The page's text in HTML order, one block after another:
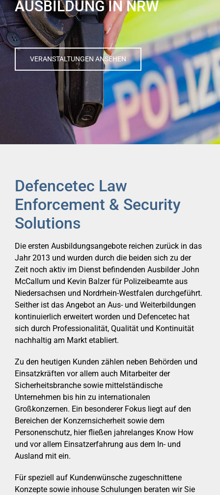
AUSBILDUNG IN NRW
VERANSTALTUNGEN ANSEHEN
Defencetec Law
Enforcement & Security
Solutions
Die ersten Ausbildungsangebote reichen zurück in das
Jahr 2013 und wurden durch die beiden sich zu der
Zeit noch aktiv im Dienst befindenden Ausbilder John
McCallum und Kevin Balzer für Polizeibeamte aus
Niedersachsen und Nordrhein-Westfalen durchgeführt.
Seither ist das Angebot an Aus- und Weiterbildungen
kontinuierlich erweitert worden und Defencetec hat
sich durch Professionalität, Qualität und Kontinuität
nachhaltig am Markt etabliert.
Zu den heutigen Kunden zählen neben Behörden und
Einsatzkräften vor allem auch Mitarbeiter der
Sicherheitsbranche sowie mittelständische
Unternehmen bis hin zu internationalen
Großkonzernen. Ein besonderer Fokus liegt auf den
Bereichen der Konzernsicherheit sowie dem
Personenschutz, hier fließen jahrelanges Know How
und vor allem Einsatzerfahrung aus dem In- und
Ausland mit ein.
Für speziell auf Kundenwünsche zugeschnittene
Konzepte sowie inhouse Schulungen beraten wir Sie